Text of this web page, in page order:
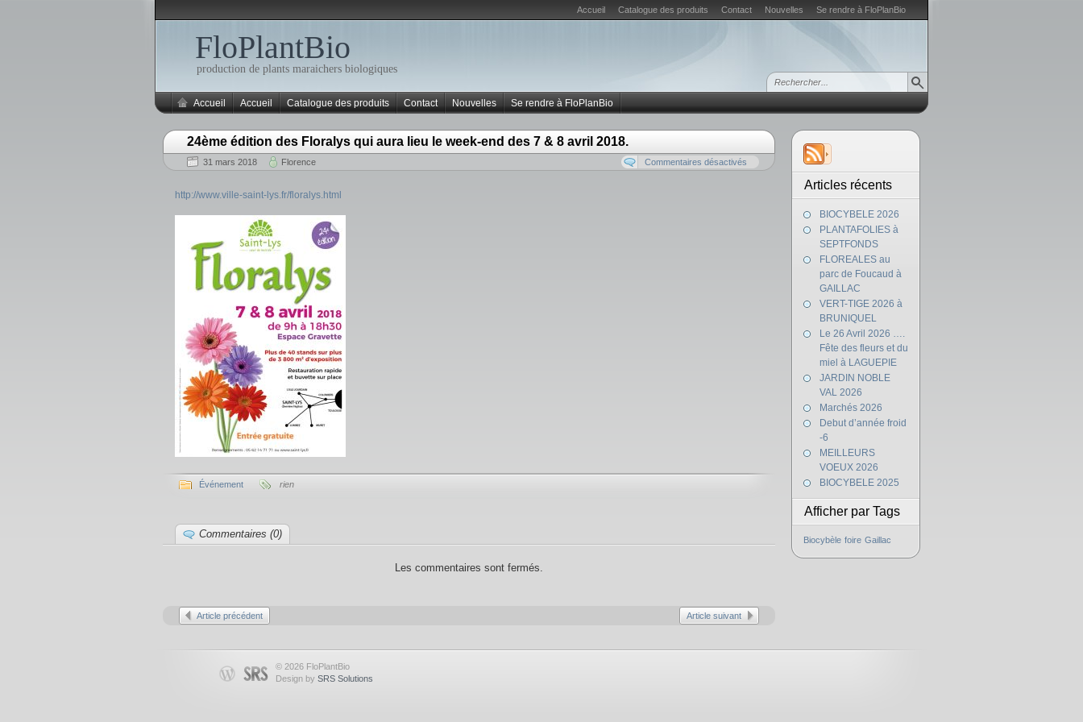
Accueil Catalogue des produits Contact Nouvelles Se rendre à FloPlanBio
FloPlantBio
production de plants maraichers biologiques
Accueil Accueil Catalogue des produits Contact Nouvelles Se rendre à FloPlanBio
Articles récents
BIOCYBELE 2026
PLANTAFOLIES à
SEPTFONDS
FLOREALES au
parc de Foucaud à
GAILLAC
VERT-TIGE 2026 à
BRUNIQUEL
Le 26 Avril 2026 ….
Fête des fleurs et du
miel à LAGUEPIE
JARDIN NOBLE
VAL 2026
Marchés 2026
Debut d’année froid
-6
MEILLEURS
VOEUX 2026
BIOCYBELE 2025
Afficher par Tags
Biocybèle foire Gaillac
24ème édition des Floralys qui aura lieu le week-end des 7 & 8 avril 2018.
31 mars 2018 Florence Commentaires désactivés
http://www.ville-saint-lys.fr/floralys.html
Événement rien
Commentaires (0)
Les commentaires sont fermés.
Article précédent Article suivant
© 2026 FloPlantBio
Design by SRS Solutions